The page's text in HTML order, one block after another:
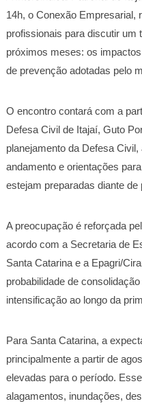
14h, o Conexão Empresarial,
profissionais para discutir um
próximos meses: os
de prevenção adotadas pelo
O encontro contará com a
Defesa Civil de Itajaí, Guto
planejamento da Defesa
andamento e orientações
estejam preparadas diante
A preocupação é reforçada
acordo com a Secretaria de
Santa Catarina e a Epagri/
probabilidade de
intensificação ao longo da
Para Santa Catarina, a
principalmente a partir de
elevadas para o período.
alagamentos, inundações,